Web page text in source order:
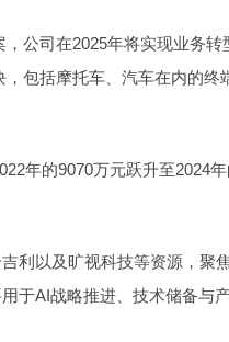
公司在2025年将实现业务转
包括摩托车、汽车在内的
年的9070万元跃升至2024
利以及旷视科技等资源，聚
于AI战略推进、技术储备与